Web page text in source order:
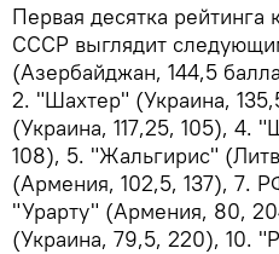
Первая десятка рейтинга
СССР выглядит
(Азербайджан, 144,5
2. "Шахтер" (Украина,
(Украина, 117,25, 105), 4.
108), 5. "Жальгирис"
(Армения, 102,5, 137), 7.
"Урарту" (Армения, 80,
(Украина, 79,5, 220), 10.